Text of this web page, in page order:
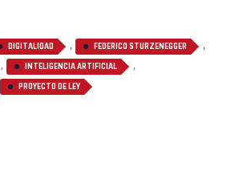
DIGITALIDAD , FEDERICO STURZENEGGER ,
, INTELIGENCIA ARTIFICIAL ,
PROYECTO DE LEY